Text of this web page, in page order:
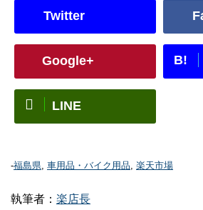
Twitter
Google+ B!
LINE
-福島県, 車用品・バイク用品, 楽天市場
執筆者： 楽店長